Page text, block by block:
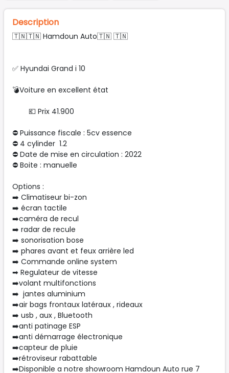
Description
🇹🇳🇹🇳 Hamdoun Auto🇹🇳 🇹🇳
✅ Hyundai Grand i 10
💣Voiture en excellent état
💶 Prix 41.900
⛔ Puissance fiscale : 5cv essence
⛔️ 4 cylinder 1.2
⛔ Date de mise en circulation : 2022
⛔ Boite : manuelle
Options :
➡️ Climatiseur bi-zon
➡️ écran tactile
➡️caméra de recul
➡️ radar de recule
➡️ sonorisation bose
➡️ phares avant et feux arrière led
➡️ Commande online system
➡ Regulateur de vitesse
➡️volant multifonctions
➡️ jantes aluminium
➡️air bags frontaux latéraux , rideaux
➡️ usb , aux , Bluetooth
➡️anti patinage ESP
➡️anti démarrage électronique
➡️capteur de pluie
➡️rétroviseur rabattable
➡️Disponible a notre showroom Hamdoun Auto rue 7